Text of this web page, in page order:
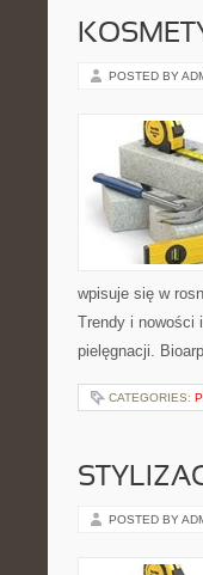
POSTED BY
wpisuje się w
Trendy i nowości
pielęgnacji.
CATEGORIES:
POSTED BY